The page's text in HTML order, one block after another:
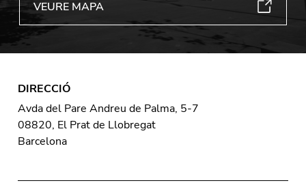
VEURE MAPA
DIRECCIÓ
Avda del Pare Andreu de Palma, 5-7
08820, El Prat de Llobregat
Barcelona